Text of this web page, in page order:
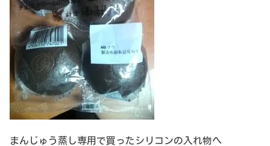
まんじゅう蒸し専用で買ったシリコンの入れ物へ